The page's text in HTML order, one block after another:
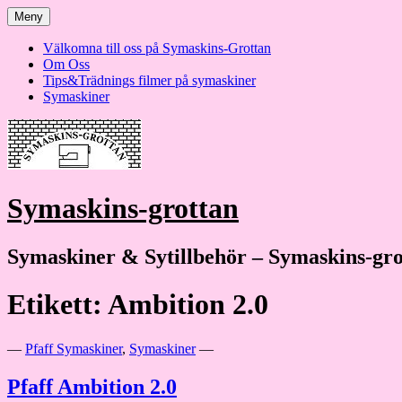
Hoppa
till
innehåll
Meny
Välkomna till oss på Symaskins-Grottan
Om Oss
Tips&Trädnings filmer på symaskiner
Symaskiner
Symaskins-grottan
Symaskiner & Sytillbehör – Symaskins-
Etikett: Ambition 2.0
— Pfaff Symaskiner, Symaskiner—
Pfaff Ambition 2.0